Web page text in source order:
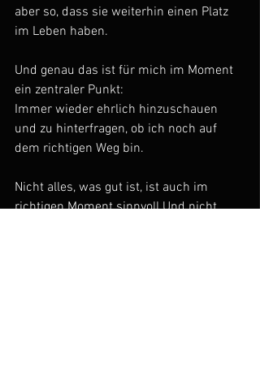
aber so, dass sie weiterhin einen Platz
im Leben haben.
Und genau das ist für mich im Moment
ein zentraler Punkt:
Immer wieder ehrlich hinzuschauen
und zu hinterfragen, ob ich noch auf
dem richtigen Weg bin.
Nicht alles, was gut ist, ist auch im
richtigen Moment sinnvoll.Und nicht